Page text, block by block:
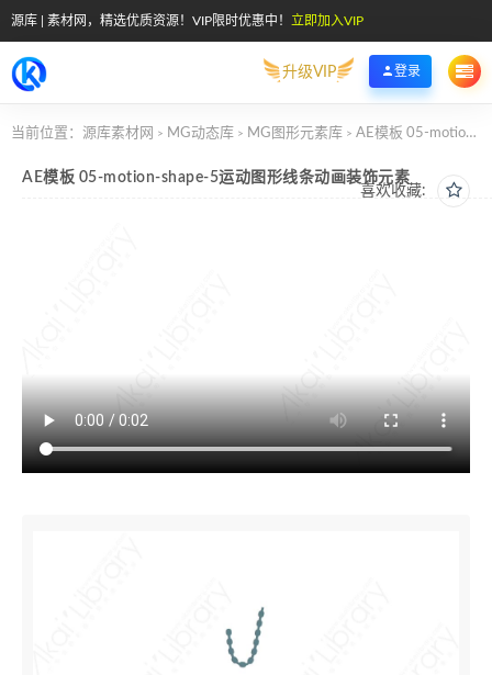
源库 | 素材网，精选优质资源！VIP限时优惠中！ 立即加入VIP
升级VIP 登录
当前位置： 源库素材网 > MG动态库 > MG图形元素库 > AE模板 05-motion-shape-5运动图形线条动画装饰元素
喜欢收藏:
AE模板 05-motion-shape-5运动图形线条动画装饰元素